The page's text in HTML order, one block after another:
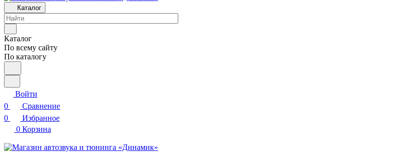
Каталог
Каталог
По всему сайту
По каталогу
Войти
0
Сравнение
0
Избранное
0 Корзина